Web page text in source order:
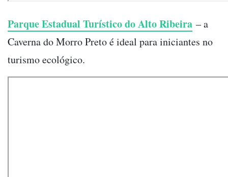
Parque Estadual Turístico do Alto Ribeira – a
Caverna do Morro Pretoé ideal para iniciantes no
turismo ecológico.